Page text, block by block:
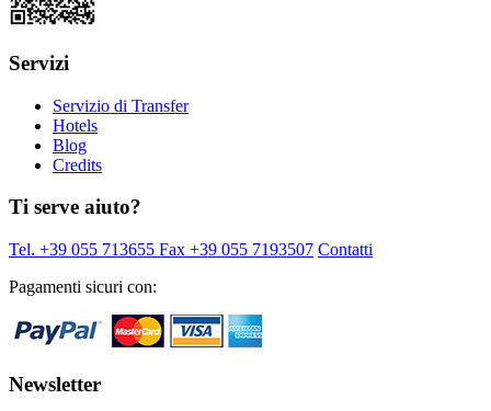
Servizi
Servizio di Transfer
Hotels
Blog
Credits
Ti serve aiuto?
Tel. +39 055 713655 Fax +39 055 7193507 Contatti
Pagamenti sicuri con:
Newsletter